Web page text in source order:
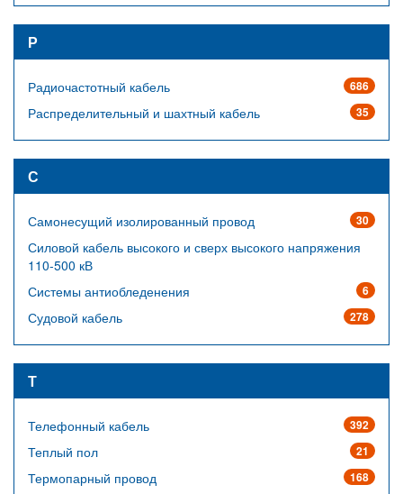
Р
686
Радиочастотный кабель
35
Распределительный и шахтный кабель
С
30
Самонесущий изолированный провод
Силовой кабель высокого и сверх высокого напряжения
110-500 кВ
6
Системы антиобледенения
278
Судовой кабель
Т
392
Телефонный кабель
21
Теплый пол
168
Термопарный провод